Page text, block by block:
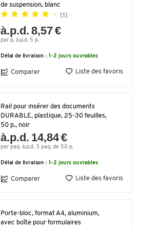
de suspension, blanc
(1)
à.p.d. 8,57 €
par p. à.p.d. 5 p.
Délai de livraison : 1-2 jours ouvrables
Comparer Liste des favoris
Rail pour insérer des documents
DURABLE, plastique, 25-30 feuilles,
50 p., noir
à.p.d. 14,84 €
par paq. à.p.d. 3 paq. de 50 p.
Délai de livraison : 1-2 jours ouvrables
Comparer Liste des favoris
Porte-bloc, format A4, aluminium,
avec boîte pour formulaires